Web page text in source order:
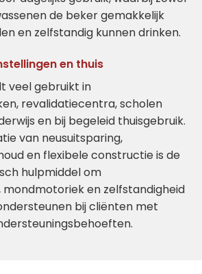
de beker gemakkelijk
en zelfstandig kunnen drinken.
en thuis
veel gebruikt in
revalidatiecentra, scholen
en bij begeleid thuisgebruik.
van neusuitsparing,
en flexibele constructie is de
hulpmiddel om
mondmotoriek en zelfstandigheid
bij cliënten met